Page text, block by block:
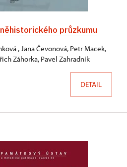
průzkumu
, Jana Čevonová, Petr Macek,
Záhorka, Pavel Zahradník
DETAIL